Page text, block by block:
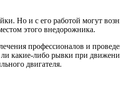
Но и с его работой могут
этого внедорожника.
профессионалов и
какие-либо рывки при
двигателя.